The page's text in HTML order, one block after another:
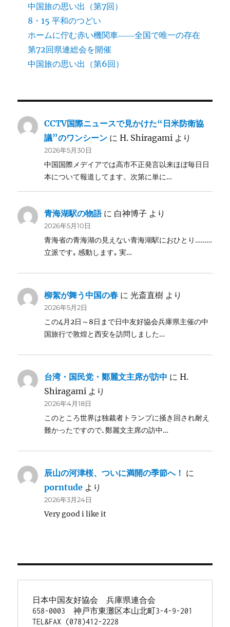
中国旅の思い出（第7回）
8・15 平和のつどい
ホームに佇む赤い機関車――全国で唯一の存在
第72回県連総会を開催
中国旅の思い出（第6回）
CCTV国際ニュースで見かけた“日米防衛協
議”のワンシーン にH. Shiragami より
2026年5月30日
中国国際メデイアでは高市不正発言以来ほぼ毎日日
本について報道してます。次第に単に…
青海湖駅の物語に 白神博子 より
2026年5月10日
青海省の青海湖の見えない青海湖駅におひとり………
立派です｡ 感動します｡ 実…
柳絮が舞う中国の春 に光斎直樹 より
2026年5月2日
この4月2日～8日まで日中友好協会兵庫県主催の中
国旅行で敦煌と西安を訪問しました…
台湾・国民党・鄭麗文主席が訪中 にH.
Shiragami より
2026年4月18日
このところ世界は独裁者トランプに掻き回され耐え
難かったですので､鄭麗文主席の訪中…
辰山の河津桜、ついに満開の季節へ！ に
porntude より
2026年3月24日
Very good i like it
日本中国友好協会　兵庫県連合会
658-0003　神戸市東灘区本山北町3-4-9-201
TEL&FAX (078)412-2228